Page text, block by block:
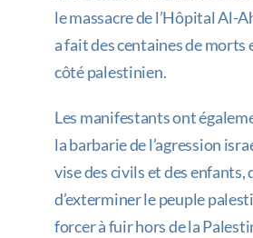
le massacre de l’Hôpital Al-
a fait des centaines de morts
côté palestinien.
Les manifestants ont
la barbarie de l’agression
vise des civils et des enfants,
d’exterminer le peuple
forcer à fuir hors de la